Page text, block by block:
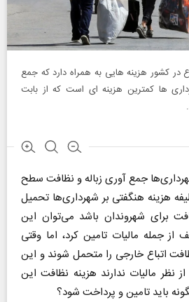
در کشور هزینه هایی به همراه دارد که جمع
ها کمترین هزینه ای است که از بابت
جمع آوری زباله و نظافت سطح
هزینه هنگفتی بر شهرداری‌ها تحمیل
برای شهروندان باشد می‌توان این
از جمله مالیات تامین کرد، اما وقتی
اتباع خارجی را متحمل شوند و این
نظر مالیات ندارند هزینه نظافت این
باید تامین و پرداخت شود؟